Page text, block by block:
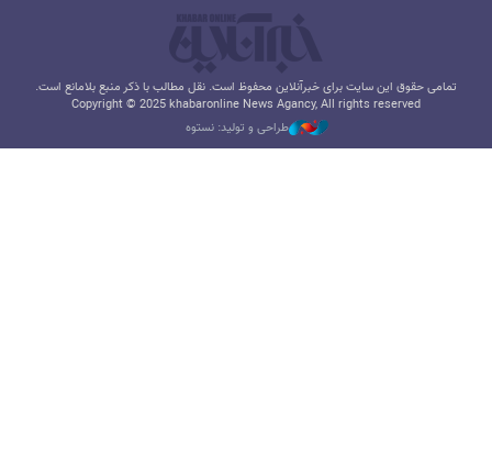
تمامی حقوق این سایت برای خبرآنلاین محفوظ است. نقل مطالب با ذکر منبع بلامانع است.
Copyright © 2025 khabaronline News Agancy, All rights reserved
طراحی و تولید: نستوه